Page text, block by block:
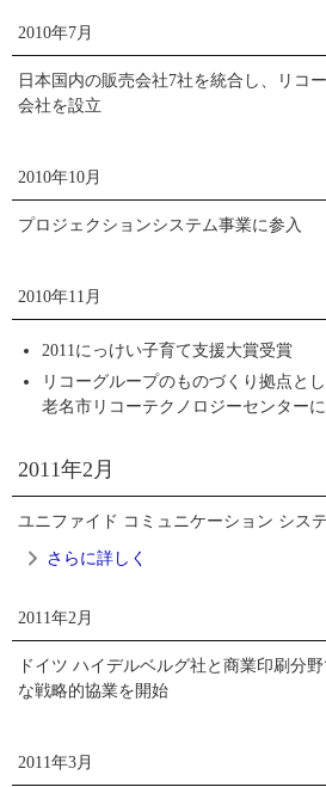
クタンク機能」と、その研究成果を
言・課題提起を行う「アドバイザリ
Business）」は、刻々と変化する経
社会の構造的変化を的確に把握する
経営状況に照らし合わせた独自の分
ニュースリリース
PDF
2010年7月
日本国内の販売会社7社を統合し、リコ
会社を設立
2010年10月
プロジェクションシステム事業に参入
2010年11月
2011にっけい子育て支援大賞受賞
リコーグループのものづくり拠点と
老名市リコーテクノロジーセンター
2011年2月
ユニファイド コミュニケーション シス
さらに詳しく
2011年2月
2011年2月
ドイツ ハイデルベルグ社と商業印刷分
な戦略的協業を開始
2011年3月